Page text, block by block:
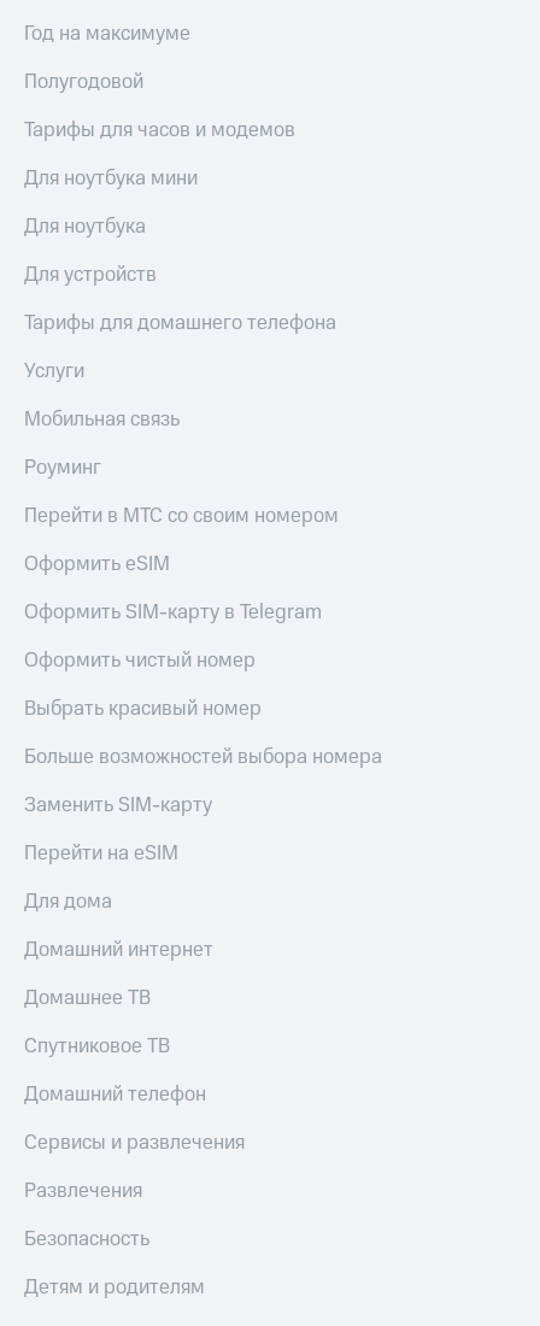
Год на максимуме
Полугодовой
Тарифы для часов и модемов
Для ноутбука мини
Для ноутбука
Для устройств
Тарифы для домашнего телефона
Услуги
Мобильная связь
Роуминг
Перейти в МТС со своим номером
Оформить eSIM
Оформить SIM-карту в Telegram
Оформить чистый номер
Выбрать красивый номер
Больше возможностей выбора номера
Заменить SIM-карту
Перейти на eSIM
Для дома
Домашний интернет
Домашнее ТВ
Спутниковое ТВ
Домашний телефон
Сервисы и развлечения
Развлечения
Безопасность
Детям и родителям